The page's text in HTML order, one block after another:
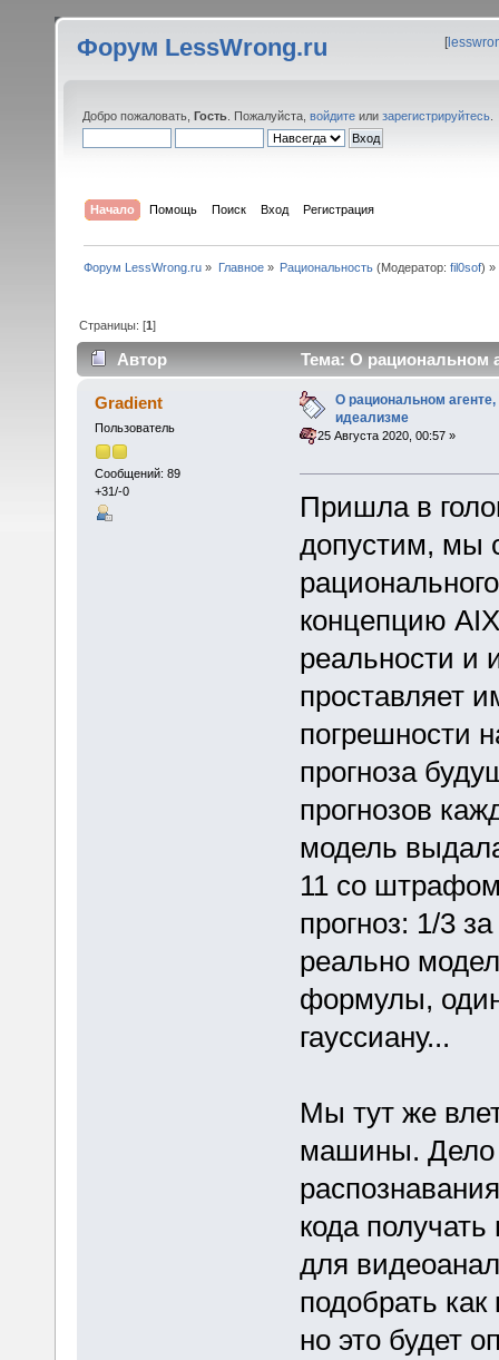
Форум LessWrong.ru [
Добро пожаловать, Гость . Пожалуйста, войдите или зарегистрируйтесь
Начало Помощь Поиск Вход Регистрация
Форум LessWrong.ru » Главное» Рациональность(Модератор: fil0sof) »
Страницы: [1]
Автор Тема: О рациональном
Gradient
Пользователь
Сообщений: 89
+31/-0
О рациональном
идеализме
«:25 Августа 2020, 00:57 »
Пришла в
допустим, мы
концепцию
реальности и
проставляет
погрешности
прогноза
прогнозов
модель
11 со
прогноз: 1/3
реально
формулы,
гауссиану...
Мы тут же
машины. Дело
кода
для
подобрать
но это будет